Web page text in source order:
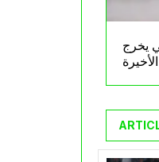
1 وبن بوعلي يخرج